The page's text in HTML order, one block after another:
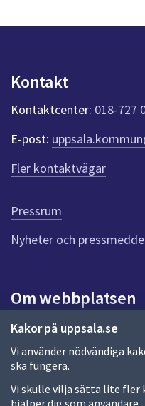
Kakor på uppsala.se
Vi använder nödvändiga
ska fungera.
Vi skulle vilja sätta lite
hjälper dig som användare.
n
k
t
e
r
f
ö
r
e
n
n
a
d
a
Kontakt
Kontaktcenter: 018-727
E-post:
Fler kontaktvägar
Pressrum
Nyheter och
Om webbplatsen
Om webbplatsen
Allmänna handlingar
Behandling av